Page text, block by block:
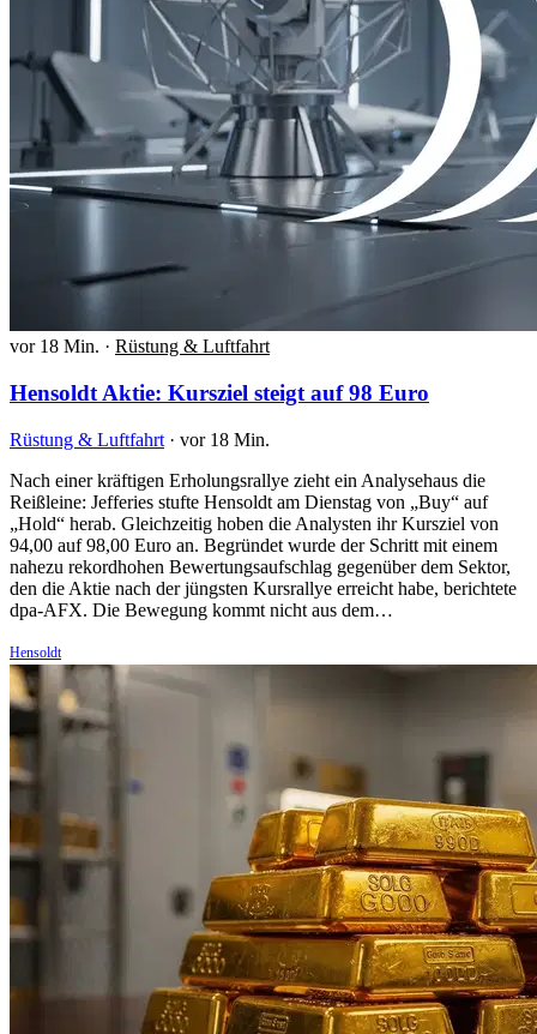
vor 18 Min. · Rüstung & Luftfahrt
Hensoldt Aktie: Kursziel steigt auf 98 Euro
Rüstung & Luftfahrt · vor 18 Min.
Nach einer kräftigen Erholungsrallye zieht ein Analysehaus die
Reißleine: Jefferies stufte Hensoldt am Dienstag von „Buy“ auf
„Hold“ herab. Gleichzeitig hoben die Analysten ihr Kursziel von
94,00 auf 98,00 Euro an. Begründet wurde der Schritt mit einem
nahezu rekordhohen Bewertungsaufschlag gegenüber dem Sektor,
den die Aktie nach der jüngsten Kursrallye erreicht habe, berichtete
dpa-AFX. Die Bewegung kommt nicht aus dem…
Hensoldt